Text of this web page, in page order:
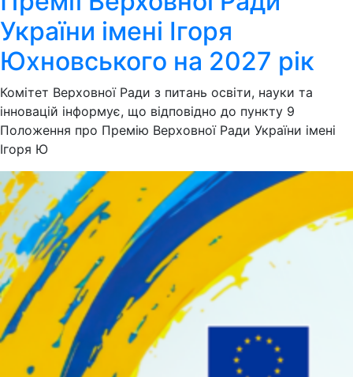
України імені Ігоря
Юхновського на 2027 рік
Комітет Верховної Ради з питань освіти, науки та
інновацій інформує, що відповідно до пункту 9
Положення про Премію Верховної Ради України імені
Ігоря Ю